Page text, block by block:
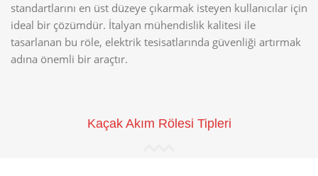
standartlarını en üst düzeye çıkarmak isteyen kullanıcılar için
ideal bir çözümdür. İtalyan mühendislik kalitesi ile
tasarlanan bu röle, elektrik tesisatlarında güvenliği artırmak
adına önemli bir araçtır.
Kaçak Akım Rölesi Tipleri